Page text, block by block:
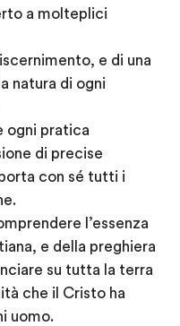
a molteplici
e di una
natura di ogni
ogni pratica
di precise
con sé tutti i
l’essenza
e della preghiera
su tutta la terra
che il Cristo ha
uomo.